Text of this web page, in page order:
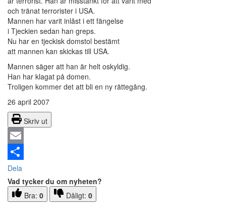
och tränat terrorister i USA.
Mannen har varit inlåst i ett fängelse
i Tjeckien sedan han greps.
Nu har en tjeckisk domstol bestämt
att mannen kan skickas till USA.
Mannen säger att han är helt oskyldig.
Han har klagat på domen.
Troligen kommer det att bli en ny rättegång.
26 april 2007
Skriv ut
Email
Dela
Vad tycker du om nyheten?
Bra: 0 Dåligt: 0